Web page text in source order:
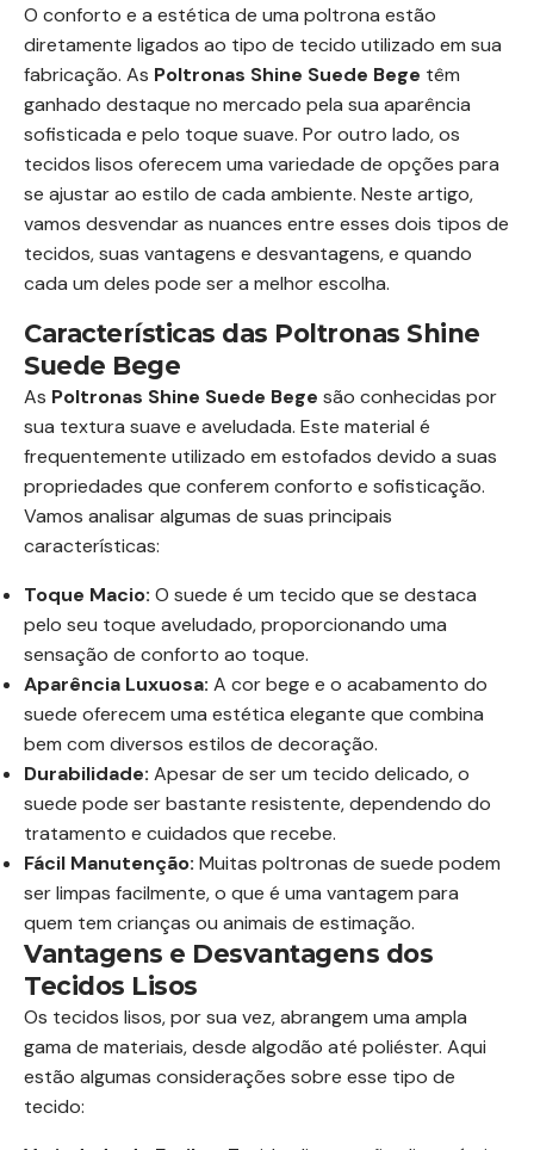
O conforto e a estética de uma poltrona estão
diretamente ligados ao tipo de tecido utilizado em sua
fabricação. As Poltronas Shine Suede Bege têm
ganhado destaque no mercado pela sua aparência
sofisticada e pelo toque suave. Por outro lado, os
tecidos lisos oferecem uma variedade de opções para
se ajustar ao estilo de cada ambiente. Neste artigo,
vamos desvendar as nuances entre esses dois tipos de
tecidos, suas vantagens e desvantagens, e quando
cada um deles pode ser a melhor escolha.
Características das Poltronas Shine
Suede Bege
As Poltronas Shine Suede Bege são conhecidas por
sua textura suave e aveludada. Este material é
frequentemente utilizado em estofados devido a suas
propriedades que conferem conforto e sofisticação.
Vamos analisar algumas de suas principais
características:
Toque Macio: O suede é um tecido que se destaca
pelo seu toque aveludado, proporcionando uma
sensação de conforto ao toque.
Aparência Luxuosa: A cor bege e o acabamento do
suede oferecem uma estética elegante que combina
bem com diversos estilos de decoração.
Durabilidade: Apesar de ser um tecido delicado, o
suede pode ser bastante resistente, dependendo do
tratamento e cuidados que recebe.
Fácil Manutenção: Muitas poltronas de suede podem
ser limpas facilmente, o que é uma vantagem para
quem tem crianças ou animais de estimação.
Vantagens e Desvantagens dos
Tecidos Lisos
Os tecidos lisos, por sua vez, abrangem uma ampla
gama de materiais, desde algodão até poliéster. Aqui
estão algumas considerações sobre esse tipo de
tecido: